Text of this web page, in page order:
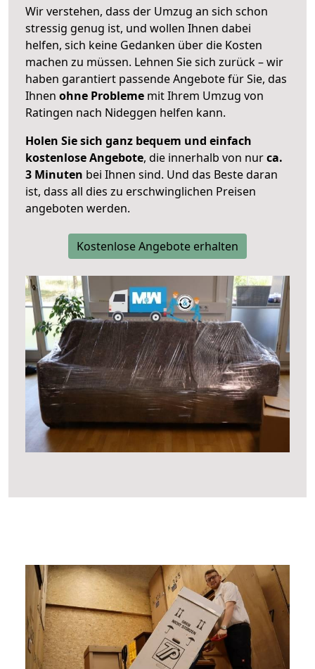
Wir verstehen, dass der Umzug an sich schon
stressig genug ist, und wollen Ihnen dabei
helfen, sich keine Gedanken über die Kosten
machen zu müssen. Lehnen Sie sich zurück – wir
haben garantiert passende Angebote für Sie, das
Ihnen ohne Probleme mit Ihrem Umzug von
Ratingen nach Nideggen helfen kann.
Holen Sie sich ganz bequem und einfach
kostenlose Angebote, die innerhalb von nurca.
3 Minuten bei Ihnen sind. Und das Beste daran
ist, dass all dies zu erschwinglichen Preisen
angeboten werden.
Kostenlose Angebote erhalten